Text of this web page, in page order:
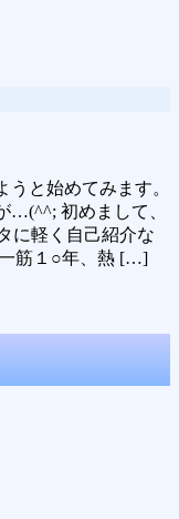
と始めてみます。
…(^^; 初めまして、
に軽く自己紹介な
筋１○年、熱 […]